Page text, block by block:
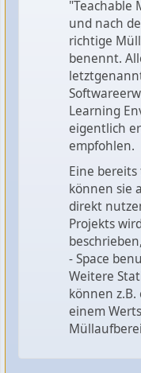
"Teachable
und nach
richtige
benennt.
Learning
eigentlich
empfohlen.
Eine
können sie
direkt
Projekts
- Space
Weitere
können
einem